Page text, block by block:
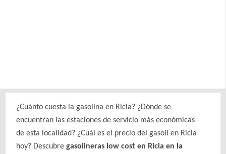
¿Cuánto cuesta la gasolina en Ricla? ¿Dónde se
encuentran las estaciones de servicio más económicas
de esta localidad? ¿Cuál es el precio del gasoil en Ricla
hoy? Descubregasolineras low cost en Ricla en la